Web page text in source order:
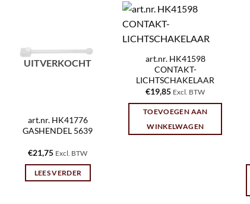
UITVERKOCHT
art.nr. HK41776
GASHENDEL 5639
€21,75 Excl. BTW
LEES VERDER
art.nr. HK41598
CONTAKT-
LICHTSCHAKELAAR
€19,85 Excl. BTW
TOEVOEGEN AAN
WINKELWAGEN